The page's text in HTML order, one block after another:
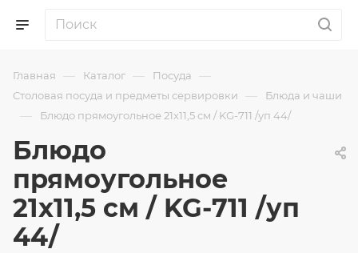
Главная — Каталог — Посуда —
Столовая посуда и предметы сервировки — Блюда и чаши
— Блюдо прямоугольное 21х11,5 см / KG-711 /уп 44/
Блюдо
прямоугольное
21х11,5 см / KG-711 /уп
44/